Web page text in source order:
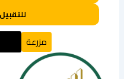
مزرعة